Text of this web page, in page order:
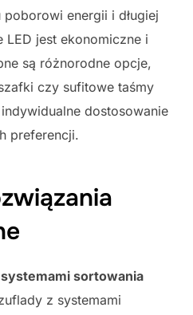
energii i długiej
jest ekonomiczne i
są różnorodne opcje,
czy sufitowe taśmy
dostosowanie
preferencji.
sortowania
z systemami